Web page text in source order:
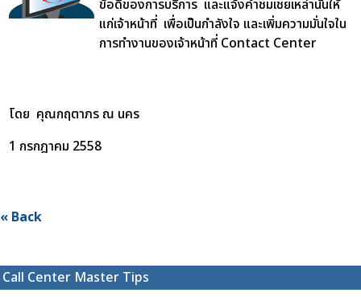
ข้อดีของการบริการ และแจ้งคำชมเชยเหล่านั้นให้
แก่เจ้าหน้าที่ เพื่อเป็นกำลังใจ และเพิ่มความมั่นใจใน
การทำงานของเจ้าหน้าที่ Contact Center
โดย คุณกฤตาภร ณ นคร
1 กรกฎาคม 2558
« Back
Call Center Master Tips